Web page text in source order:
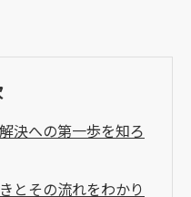
決への第一歩を知ろ
とその流れをわかり